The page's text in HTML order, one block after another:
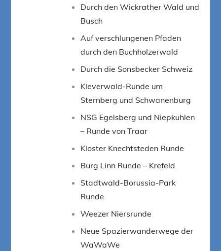
Durch den Wickrather Wald und
Busch
Auf verschlungenen Pfaden
durch den Buchholzerwald
Durch die Sonsbecker Schweiz
Kleverwald-Runde um
Sternberg und Schwanenburg
NSG Egelsberg und Niepkuhlen
– Runde von Traar
Kloster Knechtsteden Runde
Burg Linn Runde – Krefeld
Stadtwald-Borussia-Park
Runde
Weezer Niersrunde
Neue Spazierwanderwege der
WaWaWe